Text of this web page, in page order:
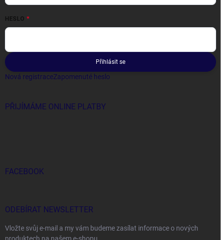
HESLO
Přihlásit se
Nová registraceZapomenuté heslo
PŘIJÍMÁME ONLINE PLATBY
FACEBOOK
ODEBÍRAT NEWSLETTER
Vložte svůj e-mail a my vám budeme zasílat informace o nových